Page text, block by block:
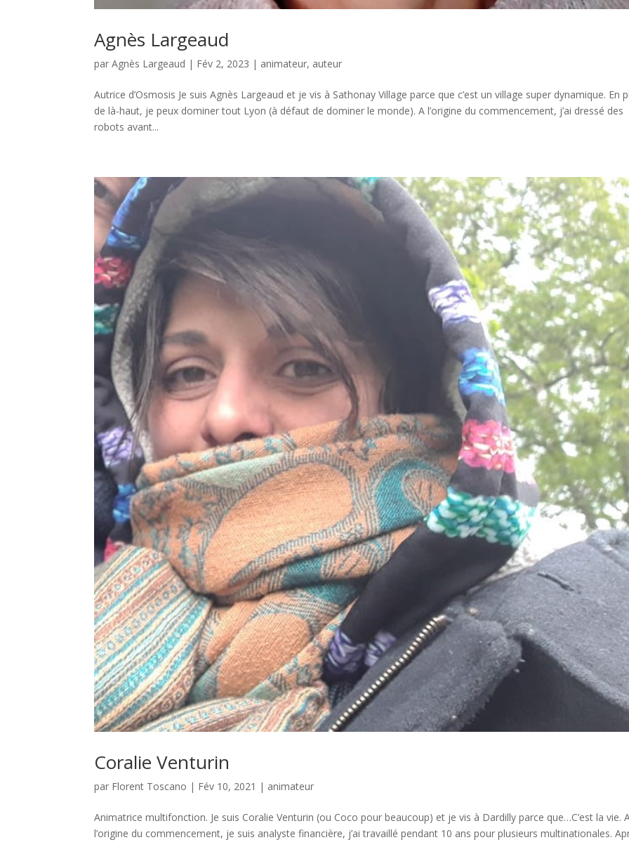
Agnès Largeaud
parAgnès Largeaud | Fév 2, 2023 | animateur, auteur
Autrice d’Osmosis Je suis Agnès Largeaud et je vis à Sathonay Village parce que c’est un village super dynamique. En
de là-haut, je peux dominer tout Lyon (à défaut de dominer le monde). A l’origine du commencement, j’ai dressé des
robots avant...
Coralie Venturin
par Florent Toscano | Fév 10, 2021 | animateur
Animatrice multifonction. Je suis Coralie Venturin (ou Coco pour beaucoup) et je vis à Dardilly parce que…C’est la vie.
l’origine du commencement, je suis analyste financière, j’ai travaillé pendant 10 ans pour plusieurs multinationales.